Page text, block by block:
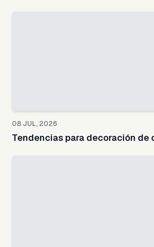
08 JUL, 2026
Tendencias para decoración de